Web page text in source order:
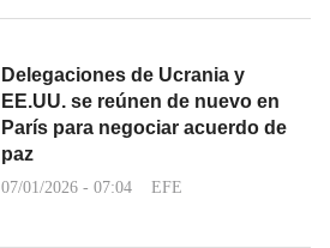
Delegaciones de Ucrania y
EE.UU. se reúnen de nuevo en
París para negociar acuerdo de
paz
07/01/2026 - 07:04 EFE